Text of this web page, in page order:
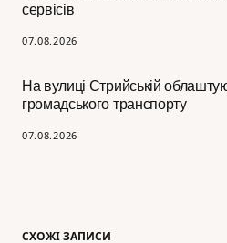
сервісів
07.08.2026
На вулиці Стрийській
громадського транспорту
07.08.2026
СХОЖІ ЗАПИСИ